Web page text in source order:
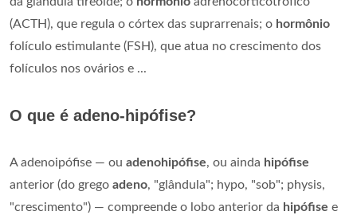
(ACTH), que regula o córtex das suprarrenais; o hormônio
folículo estimulante (FSH), que atua no crescimento dos
folículos nos ovários e ...
O que é adeno-hipófise?
A adenoipófise — ou adenohipófise, ou ainda hipófise
anterior (do grego adeno, "glândula"; hypo, "sob"; physis,
"crescimento") — compreende o lobo anterior da hipófise e